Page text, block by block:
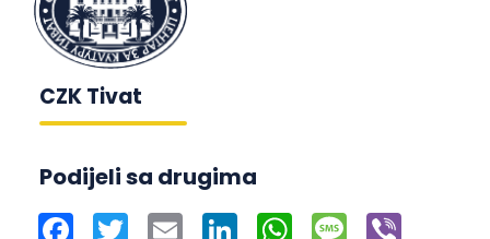
CZK Tivat
Podijeli sa drugima
Facebook
Twitter Email LinkedInWhatsApp
Message